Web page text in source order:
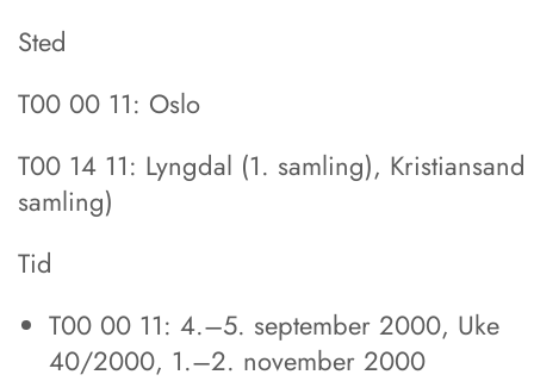
Sted
T00 00 11: Oslo
T00 14 11: Lyngdal (1. samling),
samling)
Tid
T00 00 11: 4.–5. september 2000, Uke
40/2000, 1.–2. november 2000